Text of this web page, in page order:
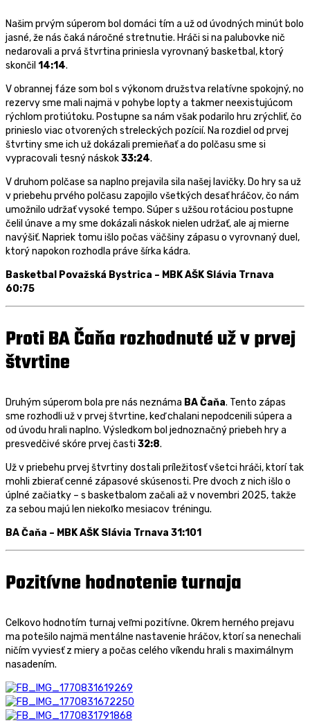
Našim prvým súperom bol domáci tím a už od úvodných minút bolo
jasné, že nás čaká náročné stretnutie. Hráči si na palubovke nič
nedarovali a prvá štvrtina priniesla vyrovnaný basketbal, ktorý
skončil 14:14.
V obrannej fáze som bol s výkonom družstva relatívne spokojný, no
rezervy sme mali najmä v pohybe lopty a takmer neexistujúcom
rýchlom protiútoku. Postupne sa nám však podarilo hru zrýchliť, čo
prinieslo viac otvorených streleckých pozícií. Na rozdiel od prvej
štvrtiny sme ich už dokázali premieňať a do polčasu sme si
vypracovali tesný náskok33:24.
V druhom polčase sa naplno prejavila sila našej lavičky. Do hry sa už
v priebehu prvého polčasu zapojilo všetkých desať hráčov, čo nám
umožnilo udržať vysoké tempo. Súper s užšou rotáciou postupne
čelil únave a my sme dokázali náskok nielen udržať, ale aj mierne
navýšiť. Napriek tomu išlo počas väčšiny zápasu o vyrovnaný duel,
ktorý napokon rozhodla práve šírka kádra.
Basketbal Považská Bystrica – MBK AŠK Slávia Trnava
60:75
Proti BA Čaňa rozhodnuté už v prvej
štvrtine
Druhým súperom bola pre nás neznáma BA Čaňa. Tento zápas
sme rozhodli už v prvej štvrtine, keď chalani nepodcenili súpera a
od úvodu hrali naplno. Výsledkom bol jednoznačný priebeh hry a
presvedčivé skóre prvej časti 32:8.
Už v priebehu prvej štvrtiny dostali príležitosť všetci hráči, ktorí tak
mohli zbierať cenné zápasové skúsenosti. Pre dvoch z nich išlo o
úplné začiatky – s basketbalom začali až v novembri 2025, takže
za sebou majú len niekoľko mesiacov tréningu.
BA Čaňa – MBK AŠK Slávia Trnava 31:101
Pozitívne hodnotenie turnaja
Celkovo hodnotím turnaj veľmi pozitívne. Okrem herného prejavu
ma potešilo najmä mentálne nastavenie hráčov, ktorí sa nenechali
ničím vyviesť z miery a počas celého víkendu hrali s maximálnym
nasadením.